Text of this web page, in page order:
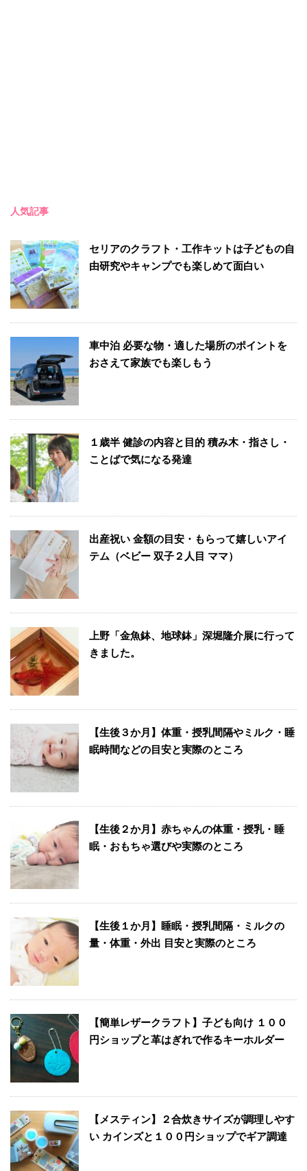
人気記事
セリアのクラフト・工作キットは子どもの自
由研究やキャンプでも楽しめて面白い
車中泊 必要な物・適した場所のポイントを
おさえて家族でも楽しもう
１歳半 健診の内容と目的 積み木・指さし・
ことばで気になる発達
出産祝い 金額の目安・もらって嬉しいアイ
テム（ベビー 双子２人目 ママ）
上野「金魚鉢、地球鉢」深堀隆介展に行って
きました。
【生後３か月】体重・授乳間隔やミルク・睡
眠時間などの目安と実際のところ
【生後２か月】赤ちゃんの体重・授乳・睡
眠・おもちゃ選びや実際のところ
【生後１か月】睡眠・授乳間隔・ミルクの
量・体重・外出 目安と実際のところ
【簡単レザークラフト】子ども向け １００
円ショップと革はぎれで作るキーホルダー
【メスティン】２合炊きサイズが調理しやす
い カインズと１００円ショップでギア調達